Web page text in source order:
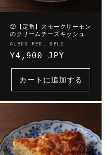
②【定番】スモークサーモン
のクリームチーズキッシュ
販
売
ALECS RED, DELI.
通
常
格
¥4,900 JPY
カートに追加する